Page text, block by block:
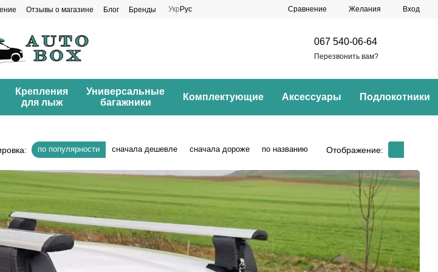
Отзывы о магазине Блог Бренды Укр Рус Сравнение Желания Вход
067 540-06-64
Перезвонить вам?
Крепления
для лыж
Универсальные
багажники
Комплектующие Аксессуары Подлокотники
по популярности сначала дешевле сначала дороже по названию Отображение: